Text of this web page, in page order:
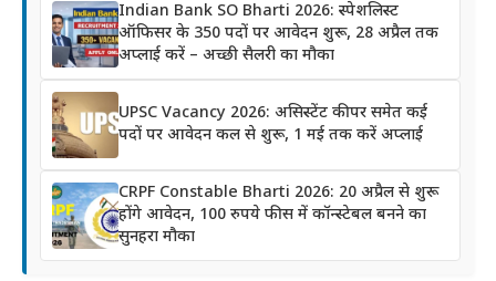
Indian Bank SO Bharti 2026: स्पेशलिस्ट
ऑफिसर के 350 पदों पर आवेदन शुरू, 28 अप्रैल तक
अप्लाई करें – अच्छी सैलरी का मौका
UPSC Vacancy 2026: असिस्टेंट कीपर समेत कई
पदों पर आवेदन कल से शुरू, 1 मई तक करें अप्लाई
CRPF Constable Bharti 2026: 20 अप्रैल से शुरू
होंगे आवेदन, 100 रुपये फीस में कॉन्स्टेबल बनने का
सुनहरा मौका